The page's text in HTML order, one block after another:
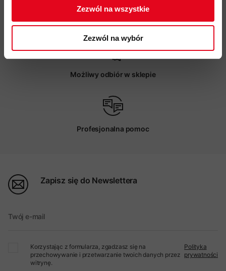
Zezwól na wszystkie
Zezwól na wybór
Darmowa dostawa od 200 zł
Możliwy odbiór w sklepie
Profesjonalna pomoc
Zapisz się do Newslettera
Twój e-mail
Korzystając z formularza, zgadzasz się na
przechowywanie i przetwarzanie twoich danych przez
witrynę.
Polityka
prywatności